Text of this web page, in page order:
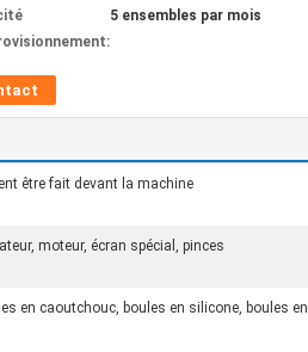
5 ensembles par mois
être fait devant la machine
moteur, écran spécial, pinces
en caoutchouc, boules en silicone, boules en